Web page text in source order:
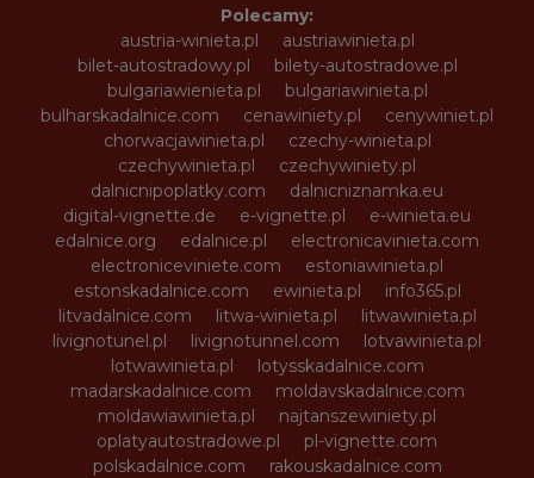
Polecamy:
austria-winieta.pl
austriawinieta.pl
bilet-autostradowy.pl
bilety-autostradowe.pl
bulgariawienieta.pl
bulgariawinieta.pl
bulharskadalnice.com
cenawiniety.pl
cenywiniet.pl
chorwacjawinieta.pl
czechy-winieta.pl
czechywinieta.pl
czechywiniety.pl
dalnicnipoplatky.com
dalnicniznamka.eu
digital-vignette.de
e-vignette.pl
e-winieta.eu
edalnice.org
edalnice.pl
electronicavinieta.com
electroniceviniete.com
estoniawinieta.pl
estonskadalnice.com
ewinieta.pl
info365.pl
litvadalnice.com
litwa-winieta.pl
litwawinieta.pl
livignotunel.pl
livignotunnel.com
lotvawinieta.pl
lotwawinieta.pl
lotysskadalnice.com
madarskadalnice.com
moldavskadalnice.com
moldawiawinieta.pl
najtanszewiniety.pl
oplatyautostradowe.pl
pl-vignette.com
polskadalnice.com
rakouskadalnice.com